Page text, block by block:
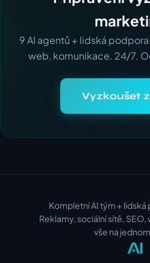
9 AI agentů + lidská
web, komunikace. 24/7.
Vyzkoušet
Kompletní AI tým +
Reklamy, sociální sítě,
vše na